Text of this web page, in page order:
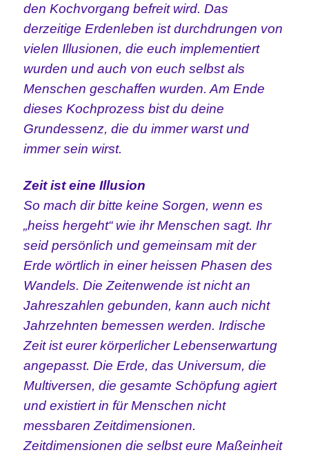
den Kochvorgang befreit wird. Das
derzeitige Erdenleben ist durchdrungen von
vielen Illusionen, die euch implementiert
wurden und auch von euch selbst als
Menschen geschaffen wurden. Am Ende
dieses Kochprozess bist du deine
Grundessenz, die du immer warst und
immer sein wirst.
Zeit ist eine Illusion
So mach dir bitte keine Sorgen, wenn es
„heiss hergeht“ wie ihr Menschen sagt. Ihr
seid persönlich und gemeinsam mit der
Erde wörtlich in einer heissen Phasen des
Wandels. Die Zeitenwende ist nicht an
Jahreszahlen gebunden, kann auch nicht
Jahrzehnten bemessen werden. Irdische
Zeit ist eurer körperlicher Lebenserwartung
angepasst. Die Erde, das Universum, die
Multiversen, die gesamte Schöpfung agiert
und existiert in für Menschen nicht
messbaren Zeitdimensionen.
Zeitdimensionen die selbst eure Maßeinheit